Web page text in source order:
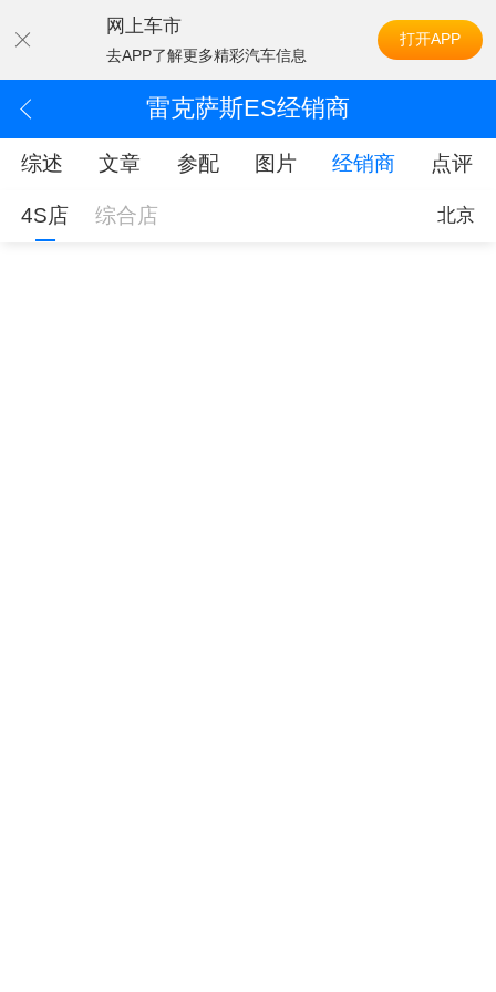
网上车市
去APP了解更多精彩汽车信息
打开APP
雷克萨斯ES经销商
综述 文章 参配 图片 经销商 点评
4S店 综合店 北京